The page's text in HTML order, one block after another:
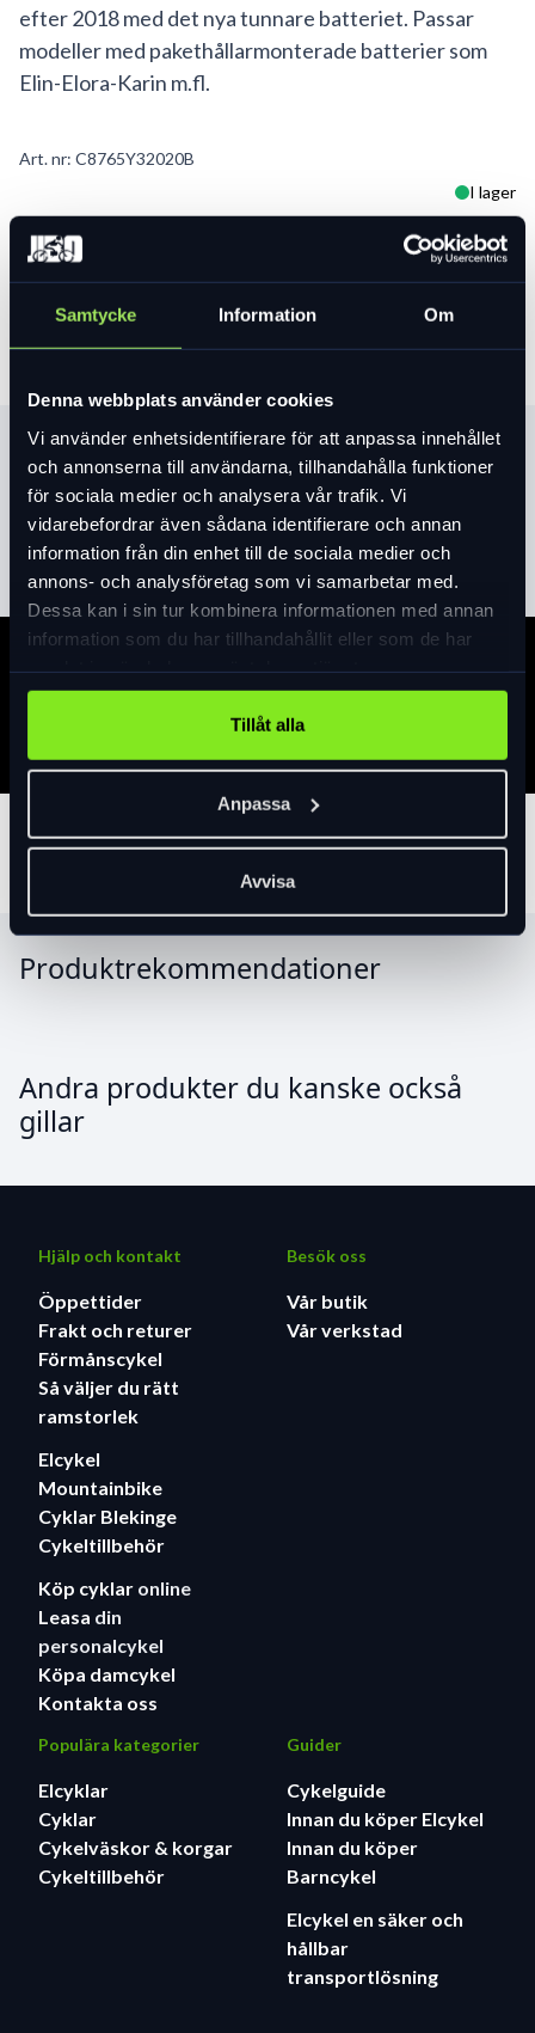
Samtycke Information Om
Denna webbplats använder cookies
Vi använder enhetsidentifierare för att anpassa innehållet
och annonserna till användarna, tillhandahålla funktioner
för sociala medier och analysera vår trafik. Vi
vidarebefordrar även sådana identifierare och annan
information från din enhet till de sociala medier och
annons- och analysföretag som vi samarbetar med.
Dessa kan i sin tur kombinera informationen med annan
information som du har tillhandahållit eller som de har
Tillåt alla
Anpassa
Avvisa
efter 2018 med det nya tunnare batteriet. Passar
modeller med pakethållarmonterade batterier som
Elin-Elora-Karin m.fl.
Art. nr: C8765Y32020B
I lager
599 kr
Produktinformation
Läs merexpand_more
Specifikation
Tillbehör
Produktrekommendationer
Andra produkter du kanske också
gillar
Hjälp och kontakt
Öppettider
Frakt och returer
Förmånscykel
Så väljer du rätt
ramstorlek
Elcykel
Mountainbike
Cyklar Blekinge
Cykeltillbehör
Köp cyklar online
Leasa din
personalcykel
Köpa damcykel
Kontakta oss
Besök oss
Vår butik
Vår verkstad
Populära kategorier
Elcyklar
Cyklar
Cykelväskor & korgar
Cykeltillbehör
Guider
Cykelguide
Innan du köper Elcykel
Innan du köper
Barncykel
Elcykel en säker och
hållbar
transportlösning